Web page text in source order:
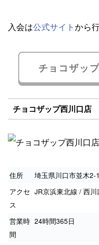
入会は公式サイト から
チョコザッ
チョコザップ西川口店
住所
埼玉県川口市並木
アクセ
ス
JR京浜東北線 / 西
営業時
間
24時間365日